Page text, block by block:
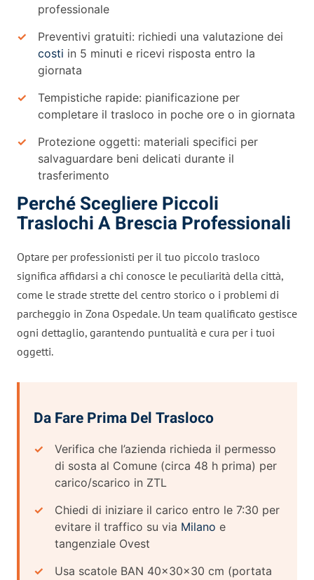
professionale
Preventivi gratuiti: richiedi una valutazione dei
costi in 5 minuti e ricevi risposta entro la
giornata
Tempistiche rapide: pianificazione per
completare il trasloco in poche ore o in giornata
Protezione oggetti: materiali specifici per
salvaguardare beni delicati durante il
trasferimento
Perché Scegliere Piccoli
Traslochi A Brescia Professionali
Optare per professionisti per il tuo piccolo trasloco
significa affidarsi a chi conosce le peculiarità della città,
come le strade strette del centro storico o i problemi di
parcheggio in Zona Ospedale. Un team qualificato gestisce
ogni dettaglio, garantendo puntualità e cura per i tuoi
oggetti.
Da Fare Prima Del Trasloco
Verifica che l’azienda richieda il permesso
di sosta al Comune (circa 48 h prima) per
carico/scarico in ZTL
Chiedi di iniziare il carico entro le 7:30 per
evitare il traffico su via Milano e
tangenziale Ovest
Usa scatole BAN 40×30×30 cm (portata